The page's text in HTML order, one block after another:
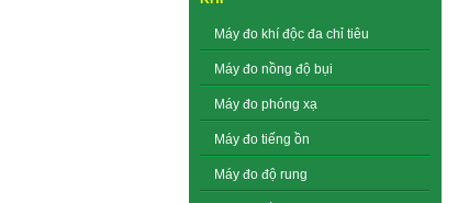
Máy đo khí độc đa chỉ tiêu
Máy đo nồng độ bụi
Máy đo phóng xạ
Máy đo tiếng ồn
Máy đo độ rung